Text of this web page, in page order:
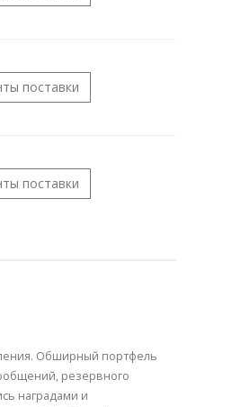
поставки
поставки
Обширный портфель
резервного
наградами и